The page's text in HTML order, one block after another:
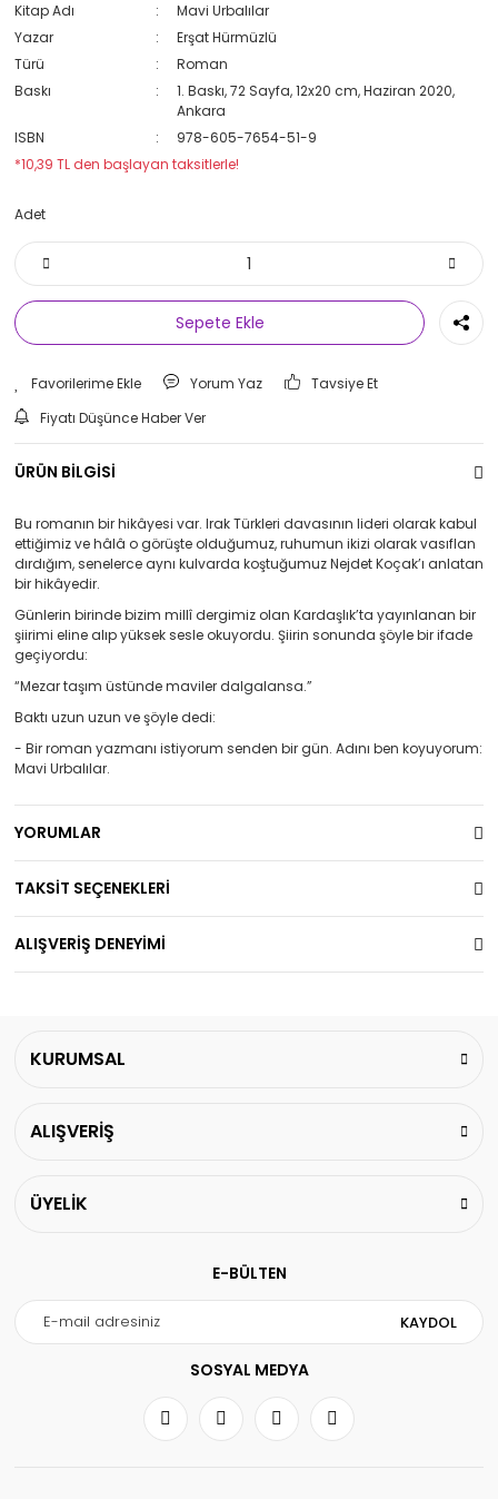
Kitap Adı
Mavi Urbalılar
Yazar
Erşat Hürmüzlü
Türü
Roman
Baskı
1. Baskı, 72 Sayfa, 12x20 cm, Haziran 2020,
Ankara
ISBN
978-605-7654-51-9
*10,39 TL den başlayan taksitlerle!
Adet
Sepete Ekle
Yorum Yaz
Tavsiye Et
Fiyatı Düşünce Haber Ver
ÜRÜN BİLGİSİ
Bu romanın bir hikâyesi var. Irak Türkleri davasının lideri olarak kabul
ettiğimiz ve hâlâ o görüşte olduğumuz, ruhumun ikizi olarak vasıflan
dırdığım, senelerce aynı kulvarda koştuğumuz Nejdet Koçak’ı anlatan
bir hikâyedir.
Günlerin birinde bizim millî dergimiz olan Kardaşlık’ta yayınlanan bir
şiirimi eline alıp yüksek sesle okuyordu. Şiirin sonunda şöyle bir ifade
geçiyordu:
“Mezar taşım üstünde maviler dalgalansa.”
Baktı uzun uzun ve şöyle dedi:
- Bir roman yazmanı istiyorum senden bir gün. Adını ben koyuyorum:
Mavi Urbalılar.
YORUMLAR
TAKSİT SEÇENEKLERİ
ALIŞVERİŞ DENEYİMİ
KURUMSAL
ALIŞVERİŞ
ÜYELİK
E-BÜLTEN
KAYDOL
SOSYAL MEDYA